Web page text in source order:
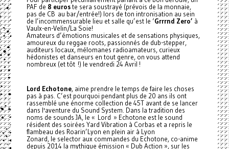
PAF de 8 euroste sera soustrayé (prévois de la monnaie,
pas de CB au bar/entrée!) lors de ton intronisation au sein
de l’incommensurable lieu et salle qu’est le ‘Grrrnd Zero’ à
Vaulx-en-Velin/La Soie!
Amateurs d’émotions musicales et de sensations physiques,
amoureux du reggae roots, passionnés de dub-stepper,
auditeurs locaux, mélomanes radioamateurs, curieux
hédonistes et danseurs en tout genre, on vous attend
nombreux (et tôt !) le vendredi 24 Avril !
Lord Echotone, aime prendre le temps de faire les choses
pas à pas. C’est pourquoi pendant plus de 20 ans ils ont
rassemblé une énorme collection de 45T avant de se lancer
dans l'aventure du Sound System. Dans la tradition des
noms de sounds JA, le « Lord » Echotone est le sound
résident des soirées Yard Vibration à Corbas et a repris le
flambeau des Roarin’Lyon en plein air à Lyon
Zonard, le selector aux commandes du Echotone, co-anime
depuis 2014 la mythique émission « Dub Action », sur les